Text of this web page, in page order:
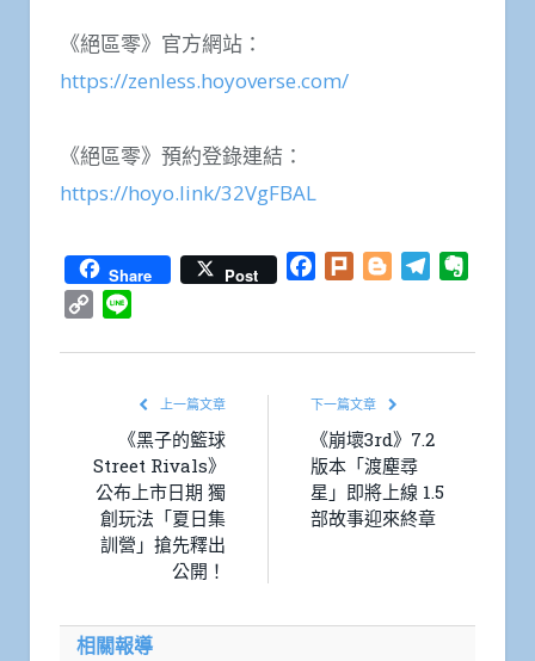
《絕區零》官方網站：
https://zenless.hoyoverse.com/
《絕區零》預約登錄連結：
https://hoyo.link/32VgFBAL
Share Post Facebook
Plurk BloggerTelegram
Copy
上一篇文章
《黑子的籃球
Street Rivals》
公布上市日期 獨
創玩法「夏日集
訓營」搶先釋出
公開！
下一篇文章
《崩壞3rd》7.2
版本「渡塵尋
星」即將上線 1.5
部故事迎來終章
相關報導